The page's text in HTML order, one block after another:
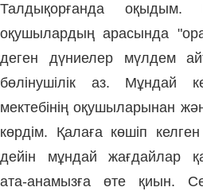
Талдықорғанда оқыдым.
оқушылардың арасында
деген дүниелер мүлдем
бөлінушілік аз. Мұндай
мектебінің оқушыларынан
көрдім. Қалаға көшіп келген
дейін мұндай жағдайлар
ата-анамызға өте қиын.